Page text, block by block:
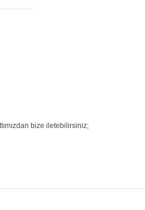
bize iletebilirsiniz;